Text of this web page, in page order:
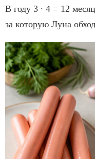
В году 3 ∙ 4 = 12
за которую Луна